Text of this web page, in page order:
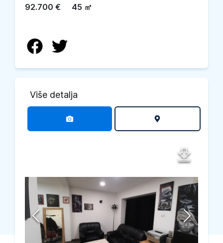
92.700 € 45 ㎡
Više detalja